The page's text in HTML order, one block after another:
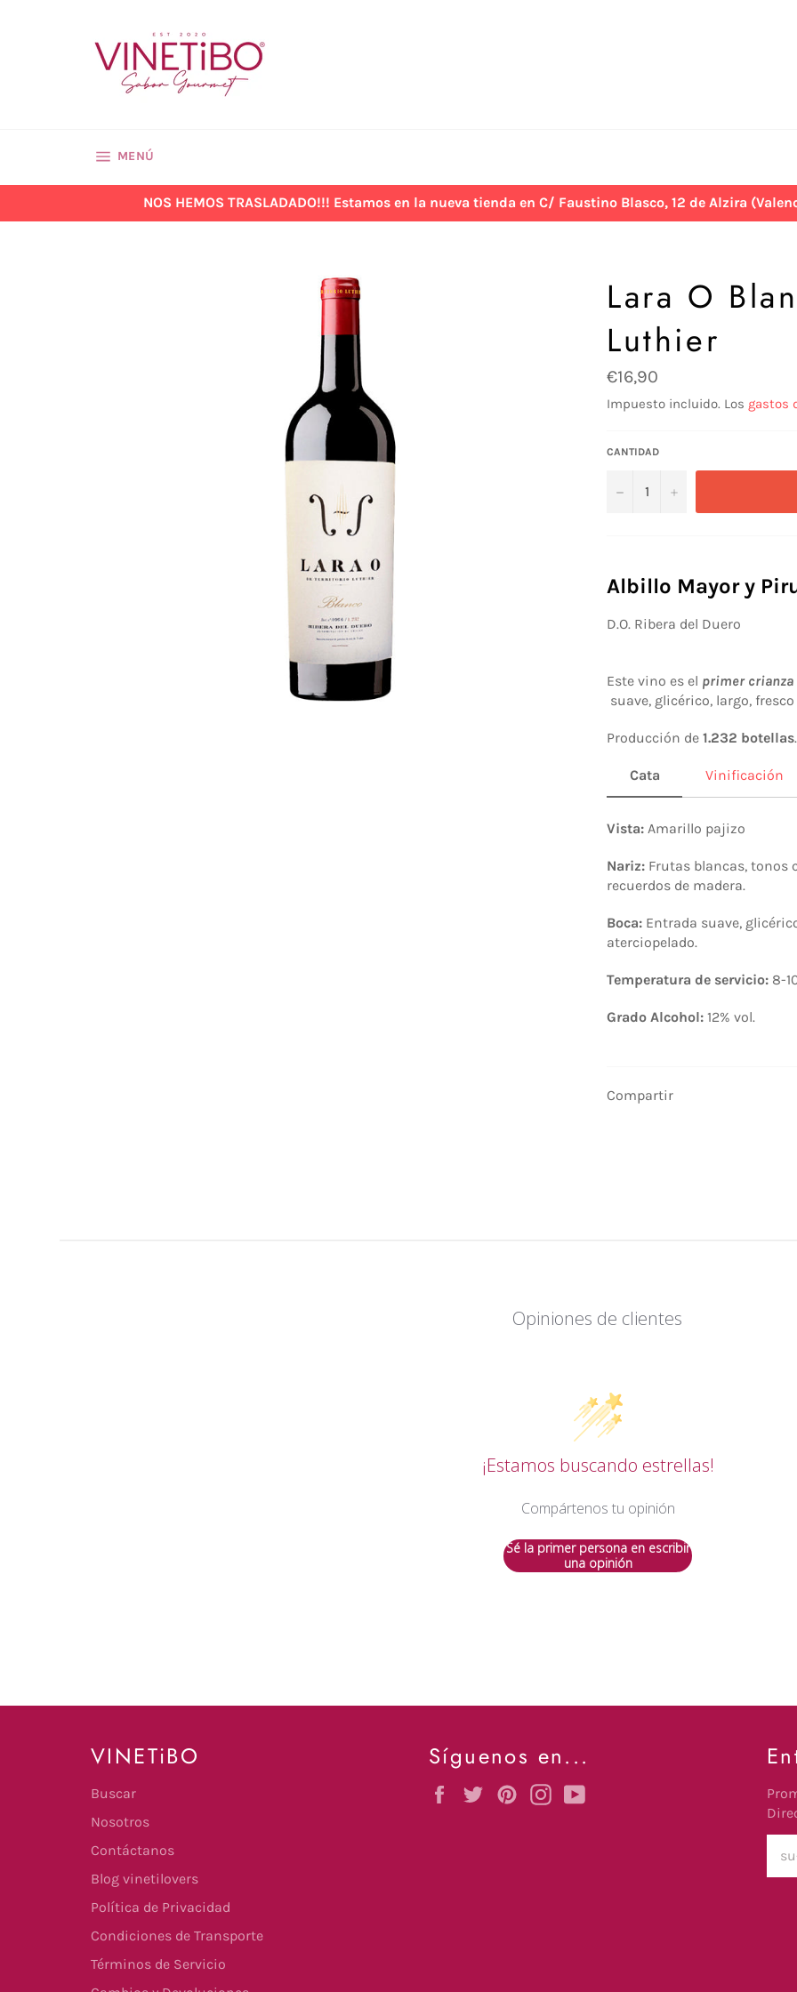
MENÚ
NOS HEMOS TRASLADADO!!! Estamos en la nueva tienda en C/ Faustino Blasco, 12 de Alzira
Lara O
Luthier
Precio
habitual
€16,90
Impuesto incluido. Los gastos
CANTIDAD
− +
Albillo Mayor y
D.O. Ribera del Duero
Este vino es el primer crianza
suave, glicérico, largo,
Producción de 1.232 botellas.
Cata
Vista: Amarillo pajizo
Nariz: Frutas blancas, tonos
recuerdos de madera.
Boca: Entrada suave,
aterciopelado.
Temperatura de servicio: 8-
Grado Alcohol: 12% vol.
Vinificación
Compartir
Opiniones de clientes
¡Estamos buscando estrellas!
Compártenos tu opinión
Sé la primer persona en escribir
una opinión
VINETiBO
Buscar
Nosotros
Contáctanos
Blog vinetilovers
Política de Privacidad
Condiciones de Transporte
Términos de Servicio
Síguenos en...
FacebookTwitterPinterestInstagram